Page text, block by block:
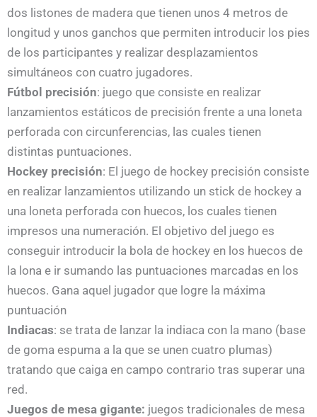
dos listones de madera que tienen unos 4 metros de
longitud y unos ganchos que permiten introducir los pies
de los participantes y realizar desplazamientos
simultáneos con cuatro jugadores.
Fútbol precisión: juego que consiste en realizar
lanzamientos estáticos de precisión frente a una loneta
perforada con circunferencias, las cuales tienen
distintas puntuaciones.
Hockey precisión: El juego de hockey precisión consiste
en realizar lanzamientos utilizando un stick de hockey a
una loneta perforada con huecos, los cuales tienen
impresos una numeración. El objetivo del juego es
conseguir introducir la bola de hockey en los huecos de
la lona e ir sumando las puntuaciones marcadas en los
huecos. Gana aquel jugador que logre la máxima
puntuación
Indiacas: se trata de lanzar la indiaca con la mano (base
de goma espuma a la que se unen cuatro plumas)
tratando que caiga en campo contrario tras superar una
red.
Juegos de mesa gigante: juegos tradicionales de mesa